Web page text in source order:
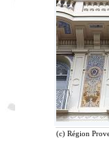
(c) Région